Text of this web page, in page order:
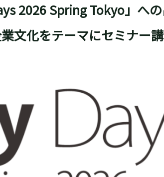
2026 Spring Tokyo」へ
文化をテーマにセミナー